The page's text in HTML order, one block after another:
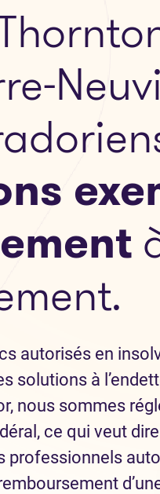
autorisés en
solutions à
nous sommes
ce qui veut
professionnels